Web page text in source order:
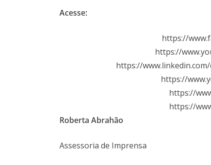
Acesse:
https://
https://
https://
https://
https://
https://
Roberta Abrahão
Assessoria de Imprensa